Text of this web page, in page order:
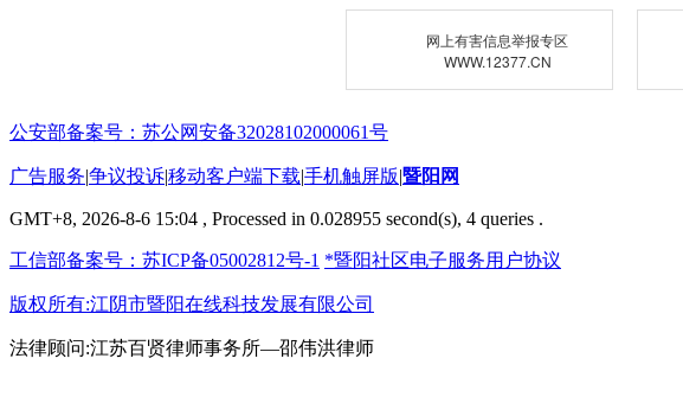
网上有害信息举报专区
WWW.12377.CN
公安部备案号：苏公网安备32028102000061号
广告服务|争议投诉|移动客户端下载|手机触屏版|暨阳网
GMT+8, 2026-8-6 15:04 , Processed in 0.028955 second(s), 4 queries .
工信部备案号：苏ICP备05002812号-1 *暨阳社区电子服务用户协议
版权所有:江阴市暨阳在线科技发展有限公司
法律顾问:江苏百贤律师事务所—邵伟洪律师